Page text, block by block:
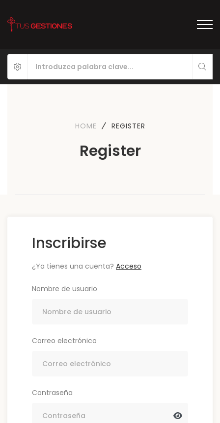
HOME REGISTER
Register
Inscribirse
¿Ya tienes una cuenta? Acceso
Nombre de usuario
Correo electrónico
Contraseña